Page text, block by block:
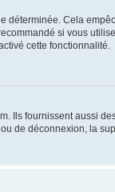
Cela
si vous
cette fonctionnalité.
Ils fournissent aussi
de déconnexion, la